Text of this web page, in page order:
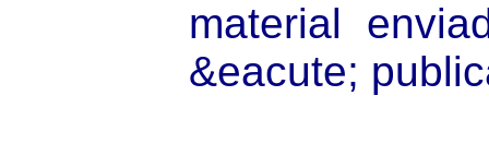
material
&eacute;